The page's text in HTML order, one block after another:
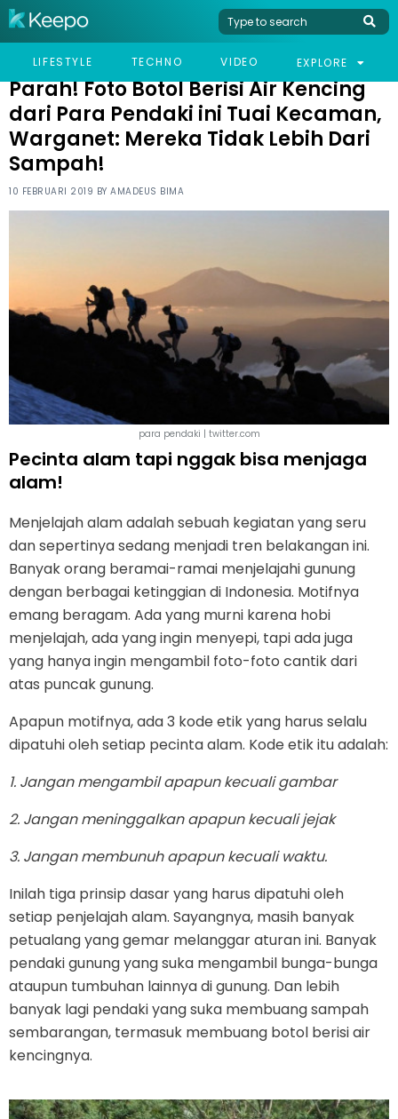
LIFESTYLE TECHNO VIDEO EXPLORE
HOME VIRAL
PARAH! FOTO BOTOL BERISI AIR KENCING DARI PARA PENDAKI INI
Parah! Foto Botol Berisi Air Kencing
dari Para Pendaki ini Tuai Kecaman,
Warganet: Mereka Tidak Lebih Dari
Sampah!
10 FEBRUARI 2019 BY AMADEUS BIMA
para pendaki | twitter.com
Pecinta alam tapi nggak bisa menjaga
alam!
Menjelajah alam adalah sebuah kegiatan yang seru
dan sepertinya sedang menjadi tren belakangan ini.
Banyak orang beramai-ramai menjelajahi gunung
dengan berbagai ketinggian di Indonesia. Motifnya
emang beragam. Ada yang murni karena hobi
menjelajah, ada yang ingin menyepi, tapi ada juga
yang hanya ingin mengambil foto-foto cantik dari
atas puncak gunung.
Apapun motifnya, ada 3 kode etik yang harus selalu
dipatuhi oleh setiap pecinta alam. Kode etik itu adalah:
1. Jangan mengambil apapun kecuali gambar
2. Jangan meninggalkan apapun kecuali jejak
3. Jangan membunuh apapun kecuali waktu.
Inilah tiga prinsip dasar yang harus dipatuhi oleh
setiap penjelajah alam. Sayangnya, masih banyak
petualang yang gemar melanggar aturan ini. Banyak
pendaki gunung yang suka mengambil bunga-bunga
ataupun tumbuhan lainnya di gunung. Dan lebih
banyak lagi pendaki yang suka membuang sampah
sembarangan, termasuk membuang botol berisi air
kencingnya.